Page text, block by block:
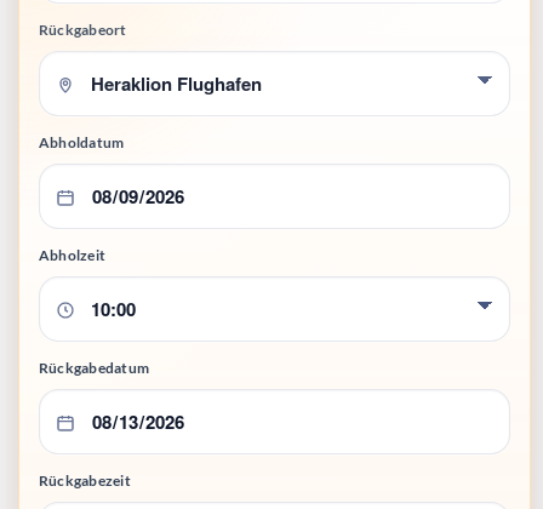
Rückgabeort
Abholdatum
Abholzeit
Rückgabedatum
Rückgabezeit